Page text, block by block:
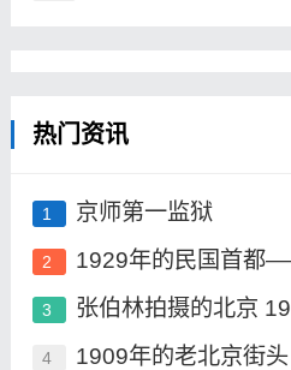
热门资讯
1 京师第一监狱
2 1929年的民国首都
3 张伯林拍摄的北京
4 1909年的老北京街头